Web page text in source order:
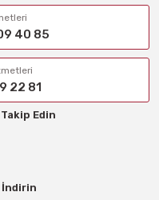
40 85
22 81
Edin
İndirin